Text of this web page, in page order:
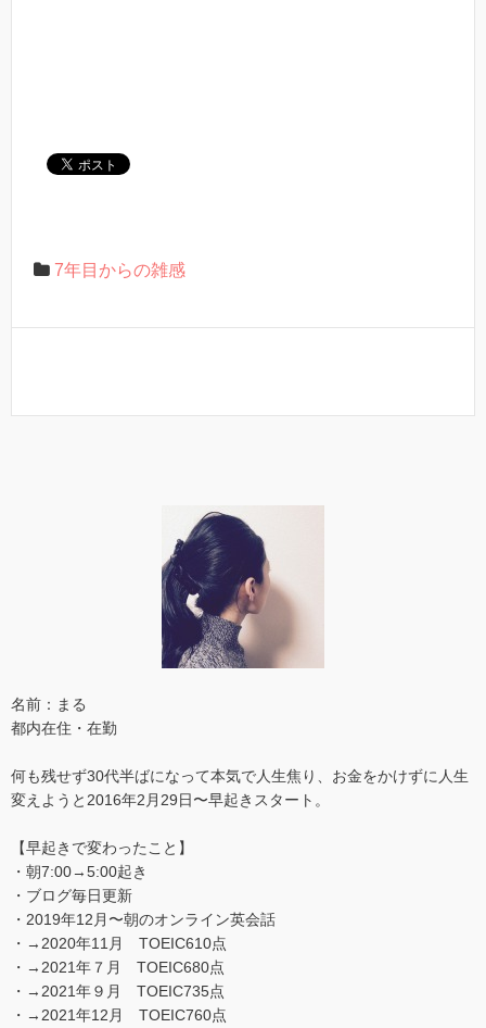
7年目からの雑感
名前：まる
都内在住・在勤
何も残せず30代半ばになって本気で人生焦り、お金をかけずに人生
変えようと2016年2月29日〜早起きスタート。
【早起きで変わったこと】
・朝7:00→5:00起き
・ブログ毎日更新
・2019年12月〜朝のオンライン英会話
・→2020年11月 TOEIC610点
・→2021年７月 TOEIC680点
・→2021年９月 TOEIC735点
・→2021年12月 TOEIC760点